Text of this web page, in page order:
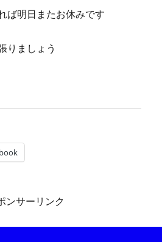
ば明日またお休みです
りましょう
ンサーリンク